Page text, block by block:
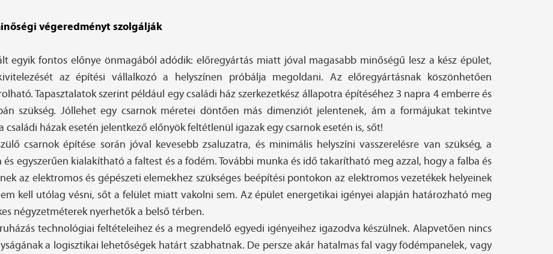
végeredményt szolgálják
egyik fontos előnye önmagából adódik: előregyártás miatt jóval magasabb minőségű lesz a kész épület,
az építési vállalkozó a helyszínen próbálja megoldani. Az előregyártásnak köszönhetően
Tapasztalatok szerint például egy családi ház szerkezetkész állapotra építéséhez 3 napra 4 emberre és
szükség. Jóllehet egy csarnok méretei döntően más dimenziót jelentenek, ám a formájukat tekintve
házak esetén jelentkező előnyök feltétlenül igazak egy csarnok esetén is, sőt!
csarnok építése során jóval kevesebb zsaluzatra, és minimális helyszíni vasszerelésre van szükség, a
egyszerűen kialakítható a faltest és a födém. További munka és idő takarítható meg azzal, hogy a falba és
az elektromos és gépészeti elemekhez szükséges beépítési pontokon az elektromos vezetékek helyeinek
kell utólag vésni, sőt a felület miatt vakolni sem. Az épület energetikai igényei alapján határozható meg
négyzetméterek nyerhetők a belső térben.
technológiai feltételeihez és a megrendelő egyedi igényeihez igazodva készülnek. Alapvetően nincs
a logisztikai lehetőségek határt szabhatnak. De persze akár hatalmas fal vagy födémpanelek, vagy